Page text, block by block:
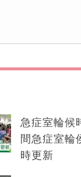
急症室輪候
間急症室輪
時更新